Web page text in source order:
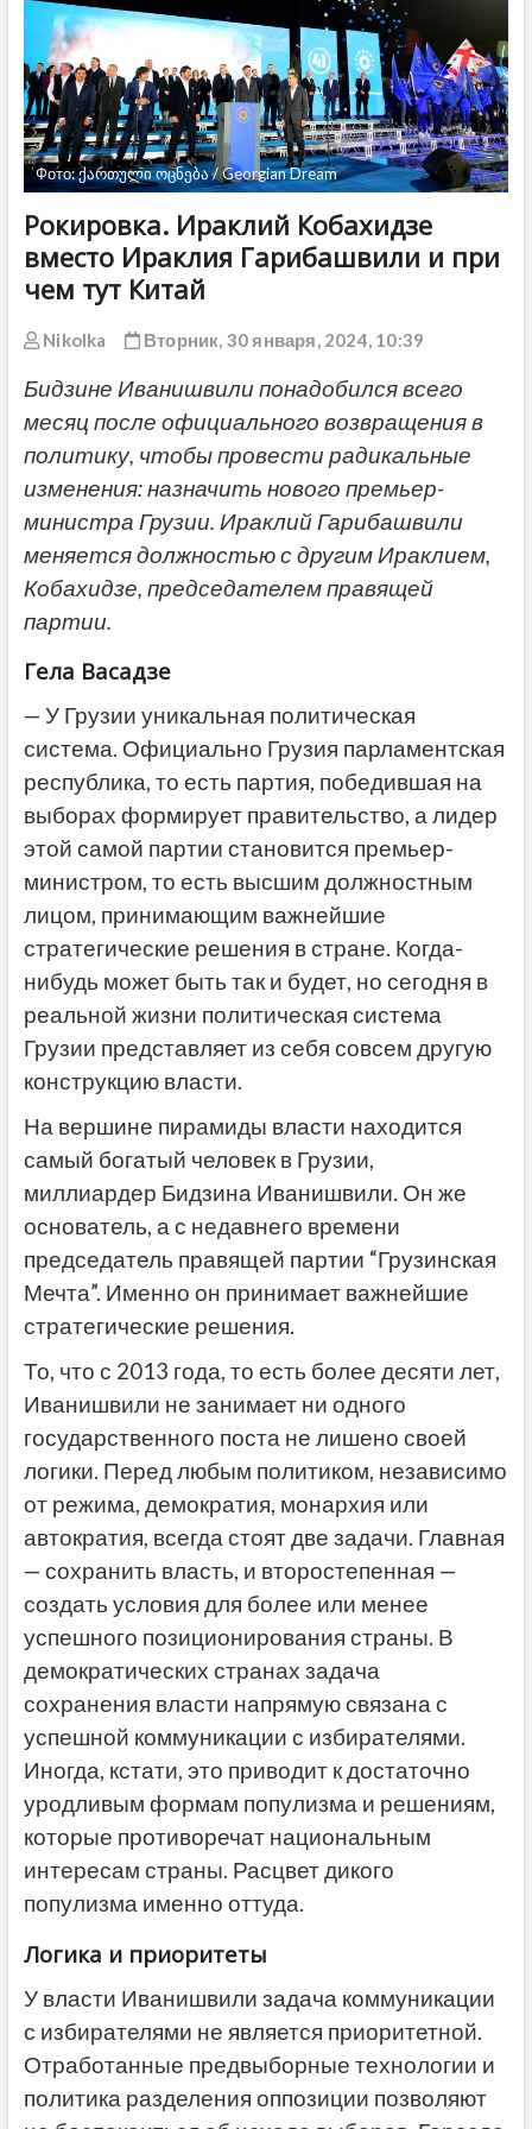
Фото: ქართული ოცნება / Georgian Dream
Рокировка. Ираклий Кобахидзе
вместо Ираклия Гарибашвили и при
чем тут Китай
Nikolka Вторник, 30 января, 2024, 10:39
Бидзине Иванишвили понадобился всего
месяц после официального возвращения в
политику, чтобы провести радикальные
изменения: назначить нового премьер-
министра Грузии. Ираклий Гарибашвили
меняется должностью с другим Ираклием,
Кобахидзе, председателем правящей
партии.
Гела Васадзе
— У Грузии уникальная политическая
система. Официально Грузия парламентская
республика, то есть партия, победившая на
выборах формирует правительство, а лидер
этой самой партии становится премьер-
министром, то есть высшим должностным
лицом, принимающим важнейшие
стратегические решения в стране. Когда-
нибудь может быть так и будет, но сегодня в
реальной жизни политическая система
Грузии представляет из себя совсем другую
конструкцию власти.
На вершине пирамиды власти находится
самый богатый человек в Грузии,
миллиардер Бидзина Иванишвили. Он же
основатель, а с недавнего времени
председатель правящей партии “Грузинская
Мечта”. Именно он принимает важнейшие
стратегические решения.
То, что с 2013 года, то есть более десяти лет,
Иванишвили не занимает ни одного
государственного поста не лишено своей
логики. Перед любым политиком, независимо
от режима, демократия, монархия или
автократия, всегда стоят две задачи. Главная
— сохранить власть, и второстепенная —
создать условия для более или менее
успешного позиционирования страны. В
демократических странах задача
сохранения власти напрямую связана с
успешной коммуникации с избирателями.
Иногда, кстати, это приводит к достаточно
уродливым формам популизма и решениям,
которые противоречат национальным
интересам страны. Расцвет дикого
популизма именно оттуда.
Логика и приоритеты
У власти Иванишвили задача коммуникации
с избирателями не является приоритетной.
Отработанные предвыборные технологии и
политика разделения оппозиции позволяют